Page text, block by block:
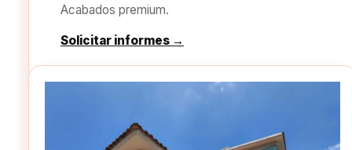
Acabados premium.
Solicitar informes →